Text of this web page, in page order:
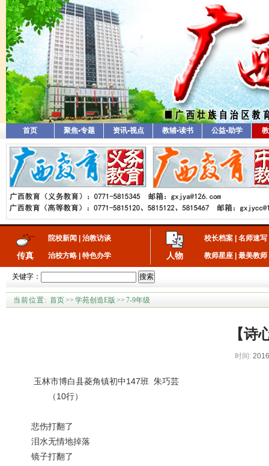
首页 聚焦•专题 资讯•视点 教辅•读书 公益•助学
传真
院校新闻 治教访谈
治校方略 特色办学 人物
校长档案 名师速写
教师星座 最美教师
关键字： 搜索
当前位置: 首页>> 学苑创造E版 >> 7-9年级
【诗
时间:
玉林市博白县菱角镇初中147班 朱巧芸
（10行）
悲伤打翻了
泪水无情地掉落
镜子打翻了